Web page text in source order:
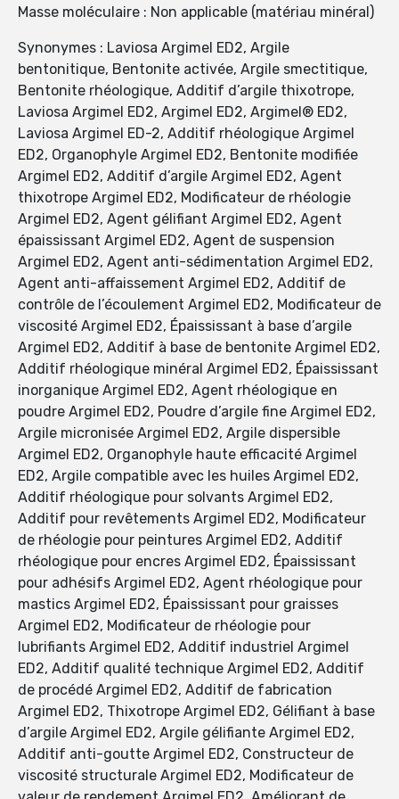
Masse moléculaire : Non applicable (matériau minéral)
Synonymes : Laviosa Argimel ED2, Argile
bentonitique, Bentonite activée, Argile smectitique,
Bentonite rhéologique, Additif d’argile thixotrope,
Laviosa Argimel ED2, Argimel ED2, Argimel® ED2,
Laviosa Argimel ED-2, Additif rhéologique Argimel
ED2, Organophyle Argimel ED2, Bentonite modifiée
Argimel ED2, Additif d’argile Argimel ED2, Agent
thixotrope Argimel ED2, Modificateur de rhéologie
Argimel ED2, Agent gélifiant Argimel ED2, Agent
épaississant Argimel ED2, Agent de suspension
Argimel ED2, Agent anti-sédimentation Argimel ED2,
Agent anti-affaissement Argimel ED2, Additif de
contrôle de l’écoulement Argimel ED2, Modificateur de
viscosité Argimel ED2, Épaississant à base d’argile
Argimel ED2, Additif à base de bentonite Argimel ED2,
Additif rhéologique minéral Argimel ED2, Épaississant
inorganique Argimel ED2, Agent rhéologique en
poudre Argimel ED2, Poudre d’argile fine Argimel ED2,
Argile micronisée Argimel ED2, Argile dispersible
Argimel ED2, Organophyle haute efficacité Argimel
ED2, Argile compatible avec les huiles Argimel ED2,
Additif rhéologique pour solvants Argimel ED2,
Additif pour revêtements Argimel ED2, Modificateur
de rhéologie pour peintures Argimel ED2, Additif
rhéologique pour encres Argimel ED2, Épaississant
pour adhésifs Argimel ED2, Agent rhéologique pour
mastics Argimel ED2, Épaississant pour graisses
Argimel ED2, Modificateur de rhéologie pour
lubrifiants Argimel ED2, Additif industriel Argimel
ED2, Additif qualité technique Argimel ED2, Additif
de procédé Argimel ED2, Additif de fabrication
Argimel ED2, Thixotrope Argimel ED2, Gélifiant à base
d’argile Argimel ED2, Argile gélifiante Argimel ED2,
Additif anti-goutte Argimel ED2, Constructeur de
viscosité structurale Argimel ED2, Modificateur de